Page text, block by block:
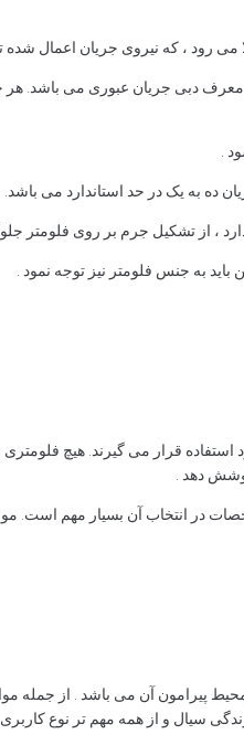
می رود ، که نیروی جریان اعمال
دبی جریان عبوری می باشد. هر
.
به یک در حد استاندارد می باشد.
دارد ، از تشکیل جرم بر روی فلومتر
به جنس فلومتر نیز توجه نمود .
قرار می گیرند. هیچ
دهد .
در انتخاب آن بسیار مهم است.
پیرامون آن می باشد . از جمله
سیال و از همه مهم تر نوع